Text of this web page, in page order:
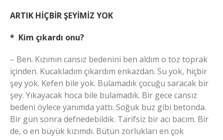
ARTIK HİÇBİR ŞEYİMİZ YOK
* Kim çıkardı onu?
– Ben. Kızımın cansız bedenini ben aldım o toz toprak
içinden. Kucakladım çıkardım enkazdan. Su yok, hiçbir
şey yok. Kefen bile yok. Bulamadık çocuğu saracak bir
şey. Yıkayacak hoca bile bulamadık. Bir gece cansız
bedeni öylece yanımda yattı. Soğuk buz gibi betonda.
Bir gün sonra defnedebildik. Tarifsiz bir acı bacım. Bir
de, o en büyük kızımdı. Bütün zorlukları en çok